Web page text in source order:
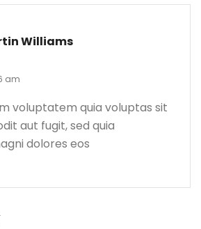
Williams
am
voluptatem quia voluptas sit
aut fugit, sed quia
dolores eos